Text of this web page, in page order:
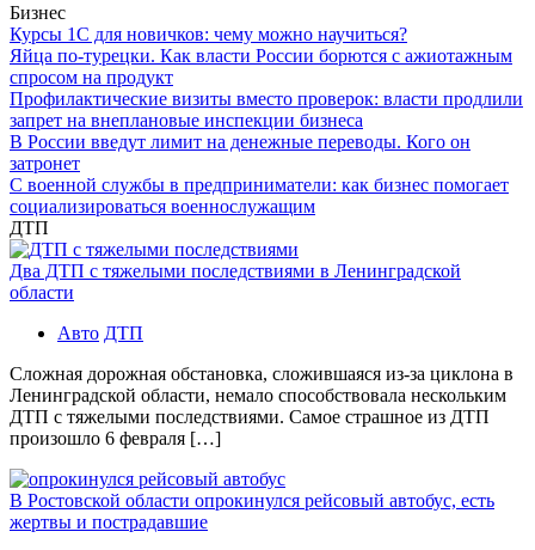
Бизнес
Курсы 1С для новичков: чему можно научиться?
Яйца по-турецки. Как власти России борются с ажиотажным
спросом на продукт
Профилактические визиты вместо проверок: власти продлили
запрет на внеплановые инспекции бизнеса
В России введут лимит на денежные переводы. Кого он
затронет
С военной службы в предприниматели: как бизнес помогает
социализироваться военнослужащим
ДТП
Два ДТП с тяжелыми последствиями в Ленинградской
области
Авто ДТП
Сложная дорожная обстановка, сложившаяся из-за циклона в
Ленинградской области, немало способствовала нескольким
ДТП с тяжелыми последствиями. Самое страшное из ДТП
произошло 6 февраля […]
В Ростовской области опрокинулся рейсовый автобус, есть
жертвы и пострадавшие